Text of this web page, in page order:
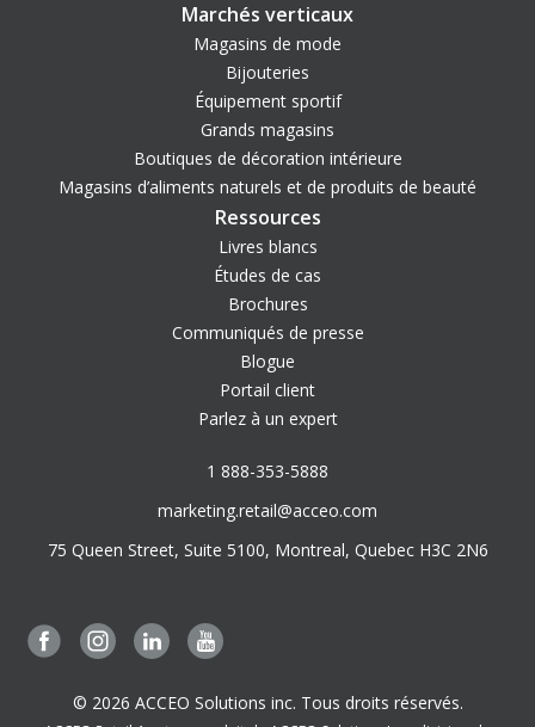
Marchés verticaux
Magasins de mode
Bijouteries
Équipement sportif
Grands magasins
Boutiques de décoration intérieure
Magasins d’aliments naturels et de produits de beauté
Ressources
Livres blancs
Études de cas
Brochures
Communiqués de presse
Blogue
Portail client
Parlez à un expert
1 888-353-5888
marketing.retail@acceo.com
75 Queen Street, Suite 5100, Montreal, Quebec H3C 2N6
© 2026 ACCEO Solutions inc. Tous droits réservés.